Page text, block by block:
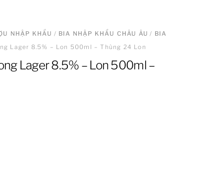
NHẬP KHẨU / BIA NHẬP KHẨU CHÂU ÂU / BIA
Lager 8.5% – Lon 500ml – Thùng 24 Lon
Lager 8.5% – Lon 500ml –